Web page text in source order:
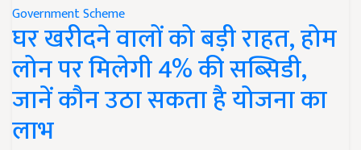
Government Scheme
घर खरीदने वालों को बड़ी राहत, होम
लोन पर मिलेगी 4% की सब्सिडी,
जानें कौन उठा सकता है योजना का
लाभ